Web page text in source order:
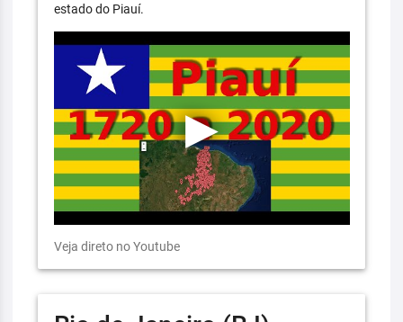
estado do Piauí.
Veja direto no Youtube